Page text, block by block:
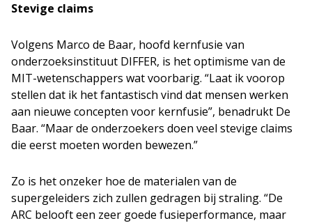
Stevige claims
Volgens Marco de Baar, hoofd kernfusie van
onderzoeksinstituut DIFFER, is het optimisme van de
MIT-wetenschappers wat voorbarig. “Laat ik voorop
stellen dat ik het fantastisch vind dat mensen werken
aan nieuwe concepten voor kernfusie”, benadrukt De
Baar. “Maar de onderzoekers doen veel stevige claims
die eerst moeten worden bewezen.”
Zo is het onzeker hoe de materialen van de
supergeleiders zich zullen gedragen bij straling. “De
ARC belooft een zeer goede fusieperformance, maar